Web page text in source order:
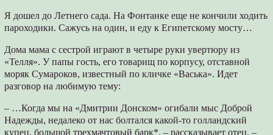
Я дошел до Летнего сада. На Фонтанке еще не кончили ходить
пароходики. Сажусь на один, и еду к Египетскому мосту…
Дома мама с сестрой играют в четыре руки увертюру из
«Телля». У папы гость, его товарищ по корпусу, отставной
моряк Сумароков, известный по кличке «Васька». Идет
разговор на любимую тему:
– …Когда мы на «Дмитрии Донском» огибали мыс Доброй
Надежды, недалеко от нас болтался какой-то голландский
купец, большой трехмачтовый барк*, – рассказывает отец. –